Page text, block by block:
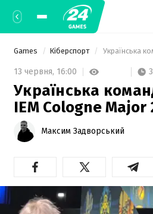
Games Кіберспорт
13 червня, 16:00
Українська
IEM Cologne Major
Максим Задворський